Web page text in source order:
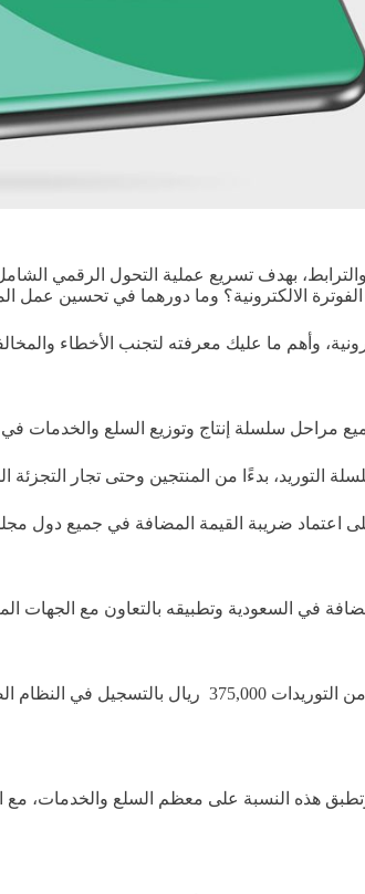
بهدف تسريع عملية التحول الرقمي
الالكترونية؟ وما دورهما في تحسين عمل
وأهم ما عليك معرفته لتجنب الأخطاء
بدءًا من المنتجين وحتى تجار التجزئة
ضريبة القيمة المضافة في جميع دول مجلس
ضريبة القيمة المضافة في السعودية من 5% إلى 15% اعتبارًا من 1 يوليو 2020م.